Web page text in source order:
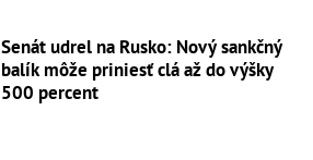
Senát udrel na Rusko: Nový sankčný
balík môže priniesť clá až do výšky
500 percent